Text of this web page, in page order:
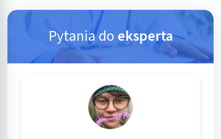
Pytania doeksperta